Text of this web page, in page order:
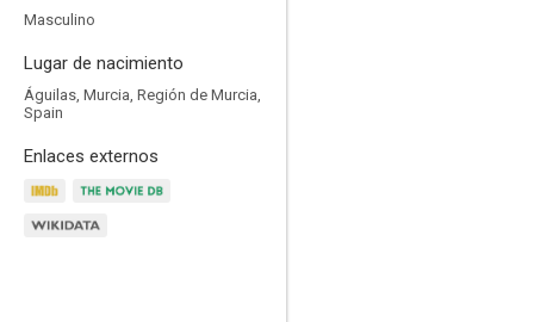
Masculino
Lugar de nacimiento
Águilas, Murcia, Región de Murcia,
Spain
Enlaces externos